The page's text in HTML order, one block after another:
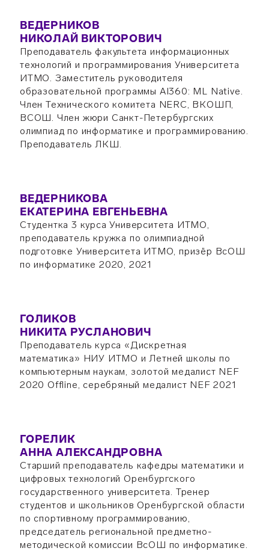
ВЕДЕРНИКОВ
НИКОЛАЙ ВИКТОРОВИЧ
Преподаватель факультета информационных
технологий и программирования Университета
ИТМО. Заместитель руководителя
образовательной программы AI360: ML Native.
Член Технического комитета NERC, ВКОШП,
ВСОШ. Член жюри Санкт-Петербургских
олимпиад по информатике и программированию.
Преподаватель ЛКШ.
ВЕДЕРНИКОВА
ЕКАТЕРИНА ЕВГЕНЬЕВНА
Студентка 3 курса Университета ИТМО,
преподаватель кружка по олимпиадной
подготовке Университета ИТМО, призёр ВсОШ
по информатике 2020, 2021
ГОЛИКОВ
НИКИТА РУСЛАНОВИЧ
Преподаватель курса «Дискретная
математика» НИУ ИТМО и Летней школы по
компьютерным наукам, золотой медалист NEF
2020 Offline, серебряный медалист NEF 2021
ГОРЕЛИК
АННА АЛЕКСАНДРОВНА
Старший преподаватель кафедры математики и
цифровых технологий Оренбургского
государственного университета. Тренер
студентов и школьников Оренбургской области
по спортивному программированию,
председатель региональной предметно-
методической комиссии ВсОШ по информатике.